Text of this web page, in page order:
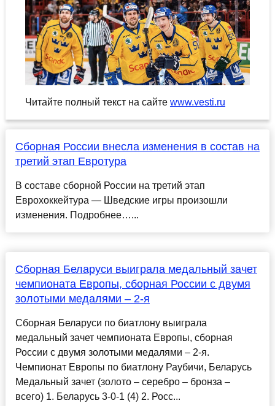
Читайте полный текст на сайте www.vesti.ru
Сборная России внесла изменения в состав на
третий этап Евротура
В составе сборной России на третий этап
Еврохоккейтура — Шведские игры произошли
изменения. Подробнее…...
Сборная Беларуси выиграла медальный зачет
чемпионата Европы, сборная России с двумя
золотыми медалями – 2-я
Сборная Беларуси по биатлону выиграла
медальный зачет чемпионата Европы, сборная
России с двумя золотыми медалями – 2-я.
Чемпионат Европы по биатлону Раубичи, Беларусь
Медальный зачет (золото – серебро – бронза –
всего) 1. Беларусь 3-0-1 (4) 2. Росс...